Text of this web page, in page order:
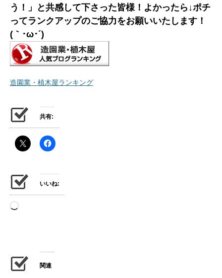
う！」と共感して下さった皆様！よかったら↓ポチ
ってランクアップのご協力をお願いいたします！
(｀･ω･´)ゞ
造園業・植木屋ランキング
共有:
いいね:
読
関連